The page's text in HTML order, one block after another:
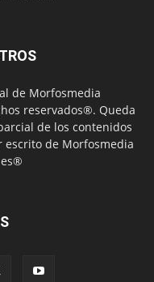
de Morfosmedia
reservados®. Queda
de los contenidos
de Morfosmedia